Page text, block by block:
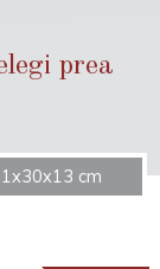
prea
cm